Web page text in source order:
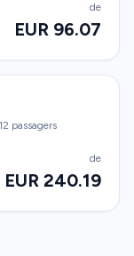
de
EUR 96.07
passagers
de
EUR 240.19